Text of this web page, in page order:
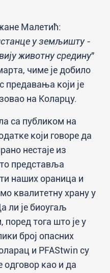
Малетић:
у земљишту -
животну средину"
чиме је добило
предавања који је
на Коларцу.
са публиком на
који говоре да
нестаје из
представља
наших ораница и
квалитетну храну у
ли је биоугаљ
тога што је у
број опасних
и PFAStwin су
одговор као и да